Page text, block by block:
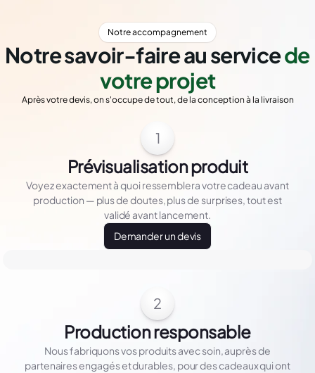
Notre accompagnement
Notre savoir-faire au servicede
votre projet
Après votre devis, on s'occupe de tout, de la conception à la livraison
1
Prévisualisation produit
Voyez exactement à quoi ressemblera votre cadeau avant
production — plus de doutes, plus de surprises, tout est
validé avant lancement.
Demander un devis
2
Production responsable
Nous fabriquons vos produits avec soin, auprès de
partenaires engagés et durables, pour des cadeaux qui ont